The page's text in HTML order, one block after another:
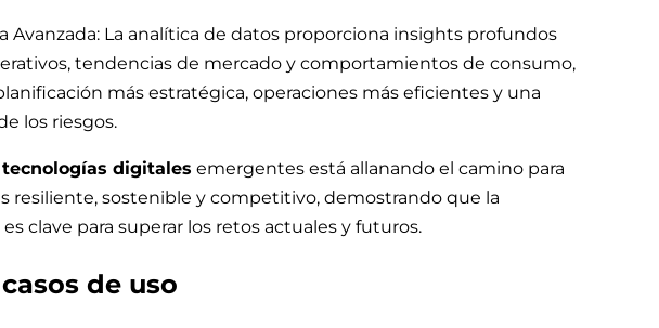
Avanzada: La analítica de datos proporciona insights profundos
tendencias de mercado y comportamientos de consumo,
más estratégica, operaciones más eficientes y una
los riesgos.
tecnologías digitales emergentes está allanando el camino para
resiliente, sostenible y competitivo, demostrando que la
clave para superar los retos actuales y futuros.
de uso